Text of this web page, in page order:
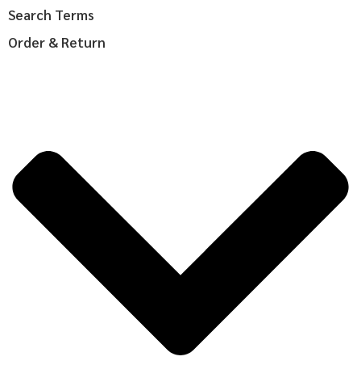
Search Terms
Order & Return